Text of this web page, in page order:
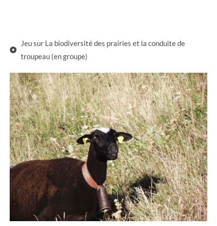
Jeu sur La biodiversité des prairies et la conduite de
troupeau (en groupe)